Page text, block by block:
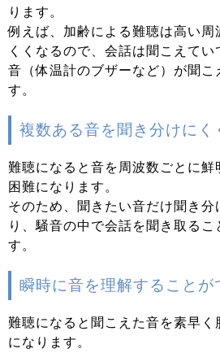
ります。
例えば、加齢による難聴は高い周
くくなるので、会話は聞こえて
音（体温計のブザーなど）が聞こ
す。
複数ある音を聞き分けにく
難聴になると音を周波数ごとに
困難になります。
そのため、聞きたい音だけ聞き分
り、騒音の中で会話を聞き取るこ
す。
瞬時に音を理解することが
難聴になると聞こえた音を素早
になります。